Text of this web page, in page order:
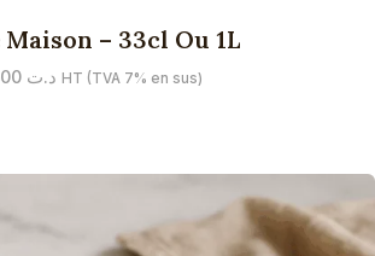
– 33cl Ou 1L
د.ت 6,500
Plage
HT (TVA 7% en sus)